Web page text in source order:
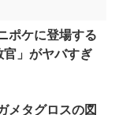
ポケに登場する
官」がヤバすぎ
メタグロスの図